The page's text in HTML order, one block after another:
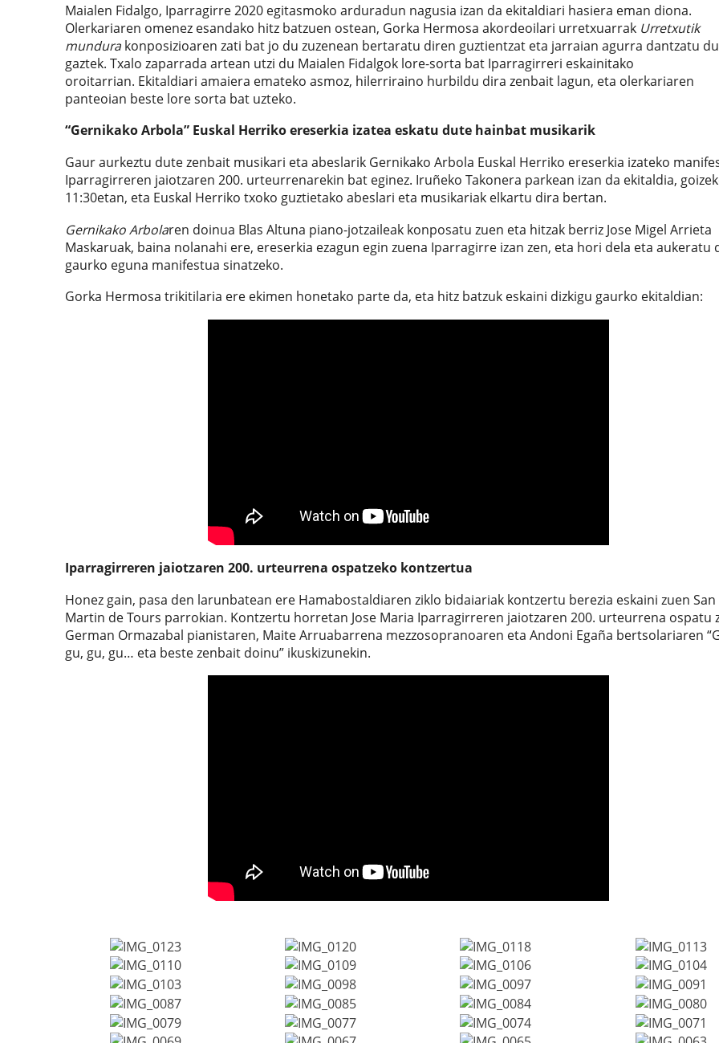
Maialen Fidalgo, Iparragirre 2020 egitasmoko arduradun nagusia izan da ekitaldiari hasiera eman diona.
Olerkariaren omenez esandako hitz batzuen ostean, Gorka Hermosa akordeoilari urretxuarrak Urretxutik
mundura konposizioaren zati bat jo du zuzenean bertaratu diren guztientzat eta jarraian agurra dantzatu
gaztek. Txalo zaparrada artean utzi du Maialen Fidalgok lore-sorta bat Iparragirreri eskainitako
oroitarrian. Ekitaldiari amaiera emateko asmoz, hilerriraino hurbildu dira zenbait lagun, eta olerkariaren
panteoian beste lore sorta bat uzteko.
“Gernikako Arbola” Euskal Herriko ereserkia izatea eskatu dute hainbat musikarik
Gaur aurkeztu dute zenbait musikari eta abeslarik Gernikako Arbola Euskal Herriko ereserkia izateko
Iparragirreren jaiotzaren 200. urteurrenarekin bat eginez. Iruñeko Takonera parkean izan da ekitaldia,
11:30etan, eta Euskal Herriko txoko guztietako abeslari eta musikariak elkartu dira bertan.
Gernikako Arbolaren doinua Blas Altuna piano-jotzaileak konposatu zuen eta hitzak berriz Jose Migel Arrieta
Maskaruak, baina nolanahi ere, ereserkia ezagun egin zuena Iparragirre izan zen, eta hori dela eta aukeratu
gaurko eguna manifestua sinatzeko.
Gorka Hermosa trikitilaria ere ekimen honetako parte da, eta hitz batzuk eskaini dizkigu gaurko ekitaldian:
Iparragirreren jaiotzaren 200. urteurrena ospatzeko kontzertua
Honez gain, pasa den larunbatean ere Hamabostaldiaren ziklo bidaiariak kontzertu berezia eskaini zuen San
Martin de Tours parrokian. Kontzertu horretan Jose Maria Iparragirreren jaiotzaren 200. urteurrena ospatu
German Ormazabal pianistaren, Maite Arruabarrena mezzosopranoaren eta Andoni Egaña bertsolariaren
gu, gu, gu… eta beste zenbait doinu” ikuskizunekin.